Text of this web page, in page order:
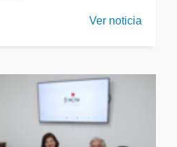
Ver noticia